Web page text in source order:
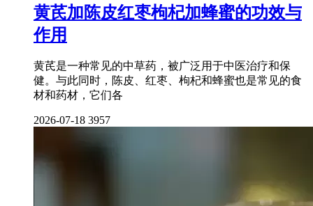
黄芪加陈皮红枣枸杞加蜂蜜的功效与
作用
黄芪是一种常见的中草药，被广泛用于中医治疗和保
健。与此同时，陈皮、红枣、枸杞和蜂蜜也是常见的食
材和药材，它们各
2026-07-18 3957